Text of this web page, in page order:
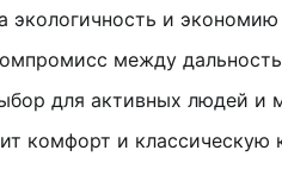
экологичность и
между
для активных людей
комфорт и классическую